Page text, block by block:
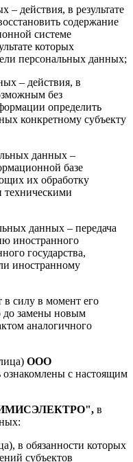
действия, в результате
содержание
системе
которых
персональных данных;
– действия, в
без
определить
конкретному субъекту
данных –
базе
их обработку
данных – передача
иностранного
государства,
иностранному
в силу в момент его
до замены новым
аналогичного
ООО
с настоящим
, в
в обязанности которых
субъектов